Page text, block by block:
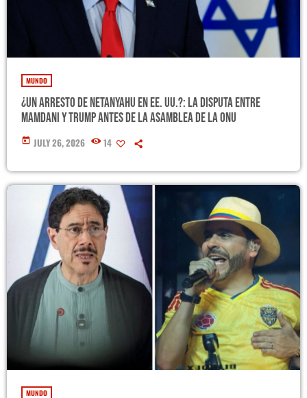
MUNDO
¿Un arresto de Netanyahu en EE. UU.?: La disputa entre
Mamdani y Trump antes de la Asamblea de la ONU
today JULY 26, 2026 14
MUNDO